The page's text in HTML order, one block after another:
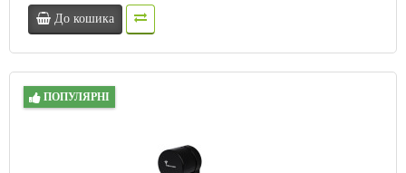
До кошика
ПОПУЛЯРНІ